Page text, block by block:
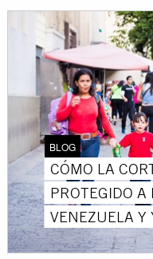
BLOG
CÓMO LA
PROTEGIDO A
VENEZUELA Y